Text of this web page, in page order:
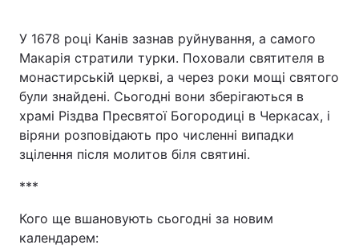
У 1678 році Канів зазнав руйнування, а самого
Макарія стратили турки. Поховали святителя в
монастирській церкві, а через роки мощі святого
були знайдені. Сьогодні вони зберігаються в
храмі Різдва Пресвятої Богородиці в Черкасах, і
віряни розповідають про численні випадки
зцілення після молитов біля святині.
***
Кого ще вшановують сьогодні за новим
календарем: